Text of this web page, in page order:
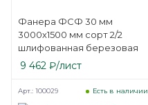
Фанера ФСФ 30 мм
3000х1500 мм сорт 2/2
шлифованная березовая
9 462 ₽/лист
Есть в наличии
Арт.: 100029